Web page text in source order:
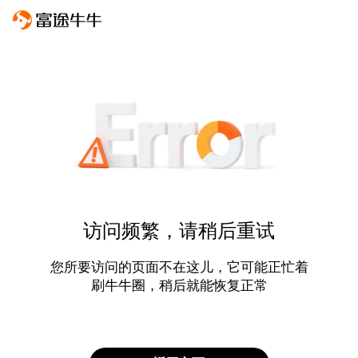
访问频繁，请稍后重试
您所要访问的页面不在这儿，它可能正忙着
刷牛牛圈，稍后就能恢复正常